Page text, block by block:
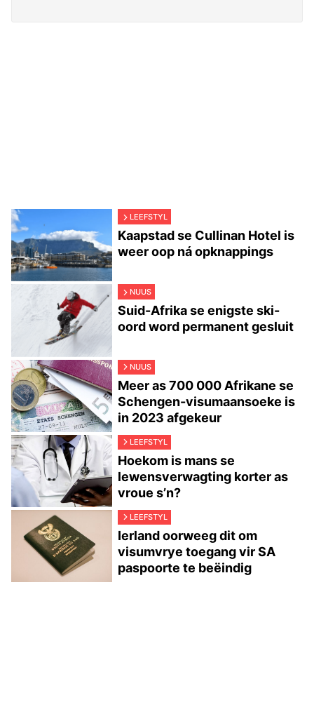
LEEFSTYL
Kaapstad se Cullinan Hotel is
weer oop ná opknappings
NUUS
Suid-Afrika se enigste ski-
oord word permanent gesluit
NUUS
Meer as 700 000 Afrikane se
Schengen-visumaansoeke is
in 2023 afgekeur
LEEFSTYL
Hoekom is mans se
lewensverwagting korter as
vroue s’n?
LEEFSTYL
Ierland oorweeg dit om
visumvrye toegang vir SA
paspoorte te beëindig